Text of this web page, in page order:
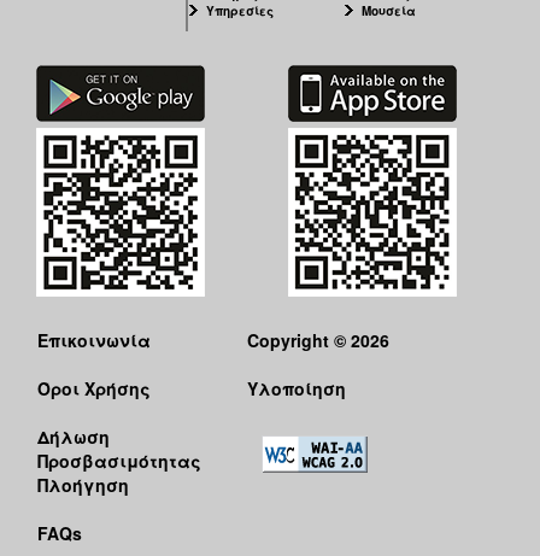
Υπηρεσίες
Μουσεία
Επικοινωνία
Όροι Χρήσης
Δήλωση
Προσβασιμότητας
Πλοήγηση
FAQs
Copyright © 2026
Υλοποίηση